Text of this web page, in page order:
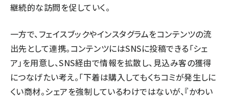
継続的な訪問を促していく。
一方で、フェイスブックやインスタグラムをコンテンツの流
出先として連携。コンテンツにはSNSに投稿できる「シェ
ア」を用意し、SNS経由で情報を拡散し、見込み客の獲得
につなげたい考え。「下着は購入してもくちコミが発生しに
くい商材。シェアを強制しているわけではないが、『かわい